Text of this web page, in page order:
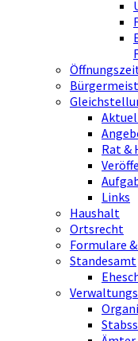
Rat &
Links
Haushalt
Ortsrecht
Formulare
Standesamt